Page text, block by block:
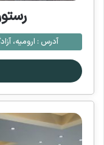
آدرس : ارومیه، آزادگان 1، بین فلکه بهداری